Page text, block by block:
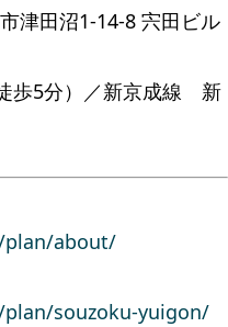
津田沼1-14-8 宍田ビル
歩5分）／新京成線 新
about/
souzoku-yuigon/